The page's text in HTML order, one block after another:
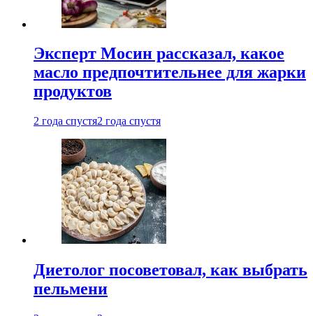
Эксперт Мосин рассказал, какое
масло предпочтительнее для жарки
продуктов
2 года спустя2 года спустя
Диетолог посоветовал, как выбрать
пельмени